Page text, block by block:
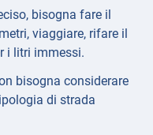
bisogna fare il
viaggiare, rifare il
i litri immessi.
bisogna considerare
di strada